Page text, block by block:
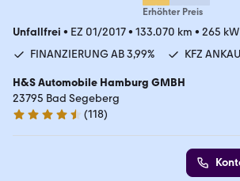
Erhöhter Preis
Unfallfrei • EZ 01/2017• 133.070 km • 265
FINANZIERUNG AB 3,99%
KFZ
H&S Automobile Hamburg GMBH
23795 Bad Segeberg
4.6 Sterne
(118)